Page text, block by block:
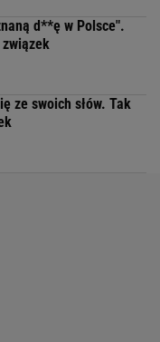
d**ę w Polsce".
ze swoich słów. Tak